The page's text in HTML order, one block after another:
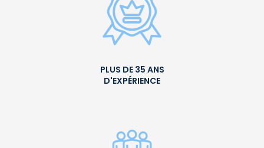
PLUS DE 35 ANS
D'EXPÉRIENCE